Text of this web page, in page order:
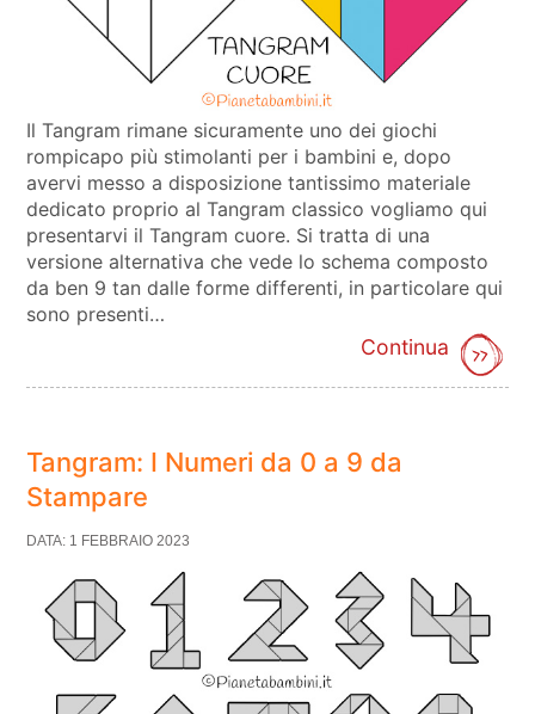
Il Tangram rimane sicuramente uno dei giochi
rompicapo più stimolanti per i bambini e, dopo
avervi messo a disposizione tantissimo materiale
dedicato proprio al Tangram classico vogliamo qui
presentarvi il Tangram cuore. Si tratta di una
versione alternativa che vede lo schema composto
da ben 9 tan dalle forme differenti, in particolare qui
sono presenti…
Continua
Tangram: I Numeri da 0 a 9 da
Stampare
DATA: 1 FEBBRAIO 2023